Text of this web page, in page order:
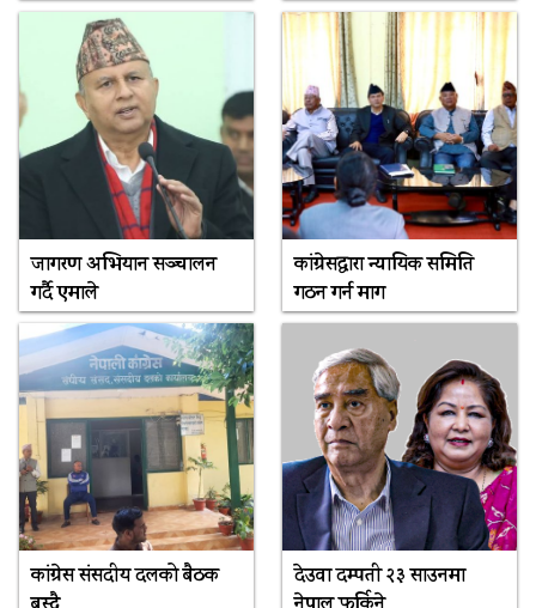
जागरण अभियान सञ्चालन
गर्दै एमाले
कांग्रेसद्वारा न्यायिक समिति
गठन गर्न माग
कांग्रेस संसदीय दलको बैठक
देउवा दम्पती २३ साउनमा